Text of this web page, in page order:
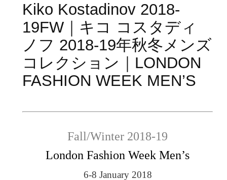
Kiko Kostadinov 2018-
19FW｜キコ コスタディ
ノフ 2018-19年秋冬メンズ
コレクション｜LONDON
FASHION WEEK MEN’S
Fall/Winter 2018-19
London Fashion Week Men’s
6-8 January 2018